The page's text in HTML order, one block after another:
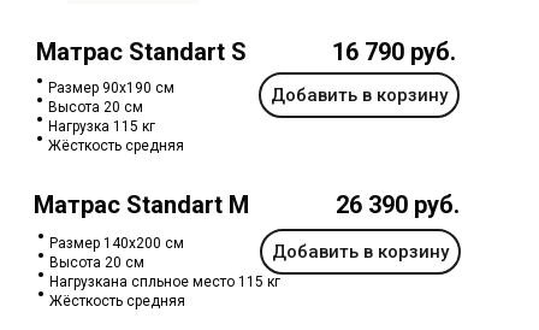
Добавить в корзину
26 390 руб.
Размер 140x200 см
Высота 20 см
Нагрузкана спльное место 115 кг
Жёсткость средняя
Матрас Standart M
Добавить в корзину
16 790 руб.
Размер 90х190 см
Высота 20 см
Нагрузка 115 кг
Жёсткость средняя
Матрас Standart S